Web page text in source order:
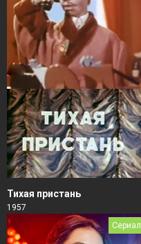
Тихая пристань
1957
Сериал